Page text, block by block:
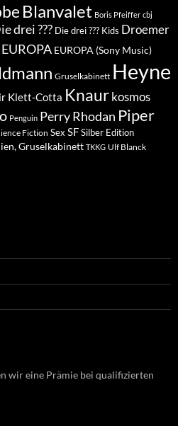
Blanvalet Boris Pfeiffer cbj
drei ??? Die drei ??? Kids Droemer
EUROPA EUROPA (Sony Music)
Gruselkabinett Heyne
Klett-Cotta Knaur kosmos
Penguin Perry Rhodan Piper
Fiction Sex SFSilber Edition
Gruselkabinett TKKG Ulf Blanck
wir eine Prämie bei qualifizierten